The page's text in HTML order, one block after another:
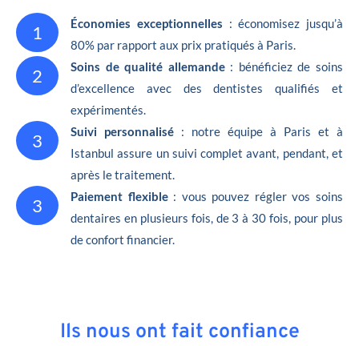
1 Économies exceptionnelles : économisez jusqu’à
80% par rapport aux prix pratiqués à Paris.
2 Soins de qualité allemande: bénéficiez de soins
d’excellence avec des dentistes qualifiés et
expérimentés.
3 Suivi personnalisé : notre équipe à Paris et à
Istanbul assure un suivi complet avant, pendant, et
après le traitement.
3 Paiement flexible: vous pouvez régler vos soins
dentaires en plusieurs fois, de 3 à 30 fois, pour plus
de confort financier.
Ils nous ont fait confiance